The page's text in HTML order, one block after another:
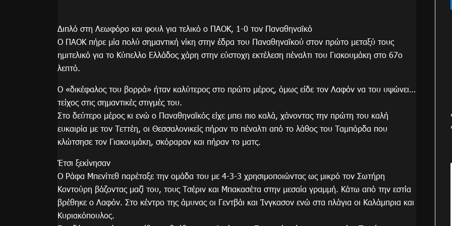
Διπλό στη Λεωφόρο και φουλ για τελικό ο ΠΑΟΚ, 1-0 τον Παναθηναϊκό
Ο ΠΑΟΚ πήρε μία πολύ σημαντική νίκη στην έδρα του Παναθηναϊκού στον πρώτο μεταξύ τους
ημιτελικό για το Κύπελλο Ελλάδος χάρη στην εύστοχη εκτέλεση πέναλτι του Γιακουμάκη στο 67ο
λεπτό.
Ο «δικέφαλος του βορρά» ήταν καλύτερος στο πρώτο μέρος, όμως είδε τον Λαφόν να του υψώνει…
τείχος στις σημαντικές στιγμές του.
Στο δεύτερο μέρος κι ενώ ο Παναθηναϊκός είχε μπει πιο καλά, χάνοντας την πρώτη του καλή
ευκαιρία με τον Τεττέη, οι Θεσσαλονικείς πήραν το πέναλτι από το λάθος του Ταμπόρδα που
κλώτσησε τον Γιακουμάκη, σκόραραν και πήραν το ματς.
Έτσι ξεκίνησαν
Ο Ράφα Μπενίτεθ παρέταξε την ομάδα του με 4-3-3 χρησιμοποιώντας ως μικρό τον Σωτήρη
Κοντούρη βάζοντας μαζί του, τους Τσέριν και Μπακασέτα στην μεσαία γραμμή. Κάτω από την εστία
βρέθηκε ο Λαφόν. Στο κέντρο της άμυνας οι Γεντβάι και Ίνγκασον ενώ στα πλάγια οι Καλάμπρια και
Κυριακόπουλος.